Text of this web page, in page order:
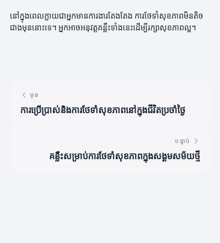
នៅក្នុងពេលក្លាយជាអ្នកមានការងារតែងតែង ការថែទាំសុខភាពមិនតិច
ជាងមុននោះទេ។ អ្នកអាចអនុវត្តគន្លឹះទាំងនេះដើម្បីរក្សាសុខភាពល្អ។
មុន
ការប្រើប្រាស់និងការថែទាំសុខភាពនៅក្នុងជីវិតប្រចាំថ្ងៃ
បន្ទាប់
គន្លឹះសម្រាប់ការថែទាំសុខភាពក្នុងសង្គមសម័យថ្មី